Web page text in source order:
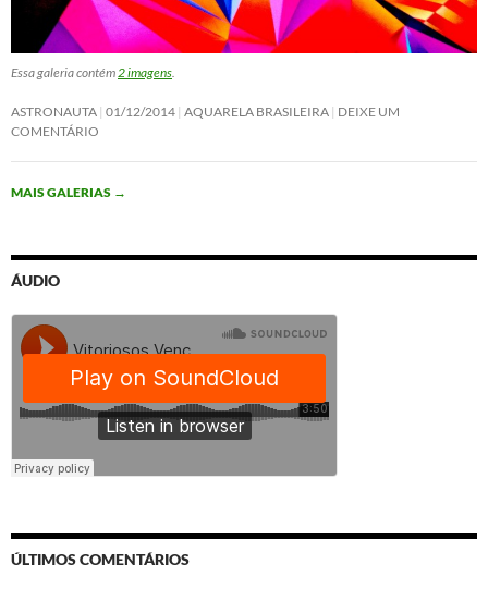
Essa galeria contém2 imagens.
ASTRONAUTA 01/12/2014 AQUARELA BRASILEIRA DEIXE UM
COMENTÁRIO
MAIS GALERIAS →
ÁUDIO
ÚLTIMOS COMENTÁRIOS